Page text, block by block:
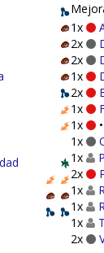
1x
2x
2x
1x
2x
1x
1x
•
1x
1x
2x
1x
1x
1x
2x